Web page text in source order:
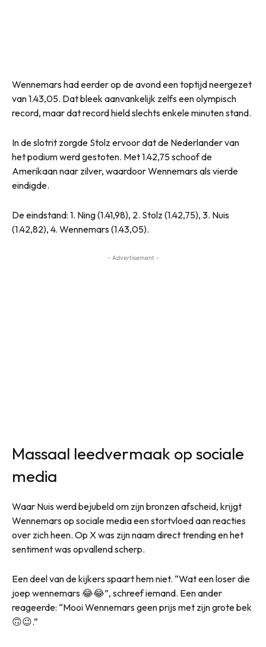
Wennemars had eerder op de avond een toptijd neergezet
van 1.43,05. Dat bleek aanvankelijk zelfs een olympisch
record, maar dat record hield slechts enkele minuten stand.
In de slotrit zorgde Stolz ervoor dat de Nederlander van
het podium werd gestoten. Met 1.42,75 schoof de
Amerikaan naar zilver, waardoor Wennemars als vierde
eindigde.
De eindstand: 1. Ning (1.41,98), 2. Stolz (1.42,75), 3. Nuis
(1.42,82), 4. Wennemars (1.43,05).
- Advertisement -
Massaal leedvermaak op sociale
media
Waar Nuis werd bejubeld om zijn bronzen afscheid, krijgt
Wennemars op sociale media een stortvloed aan reacties
over zich heen. Op X was zijn naam direct trending en het
sentiment was opvallend scherp.
Een deel van de kijkers spaart hem niet. “Wat een loser die
joep wennemars 😂😂”, schreef iemand. Een ander
reageerde: “Mooi Wennemars geen prijs met zijn grote bek
🙃😉.”